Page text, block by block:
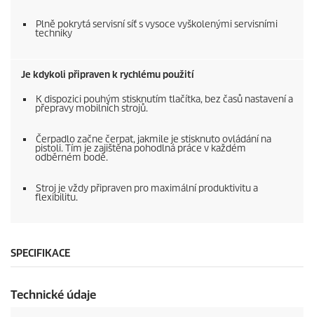
Plně pokrytá servisní síť s vysoce vyškolenými servisními
techniky
Je kdykoli připraven k rychlému použití
K dispozici pouhým stisknutím tlačítka, bez časů nastavení a
přepravy mobilních strojů.
Čerpadlo začne čerpat, jakmile je stisknuto ovládání na
pistoli. Tím je zajištěna pohodlná práce v každém
odběrném bodě.
Stroj je vždy připraven pro maximální produktivitu a
flexibilitu.
SPECIFIKACE
Technické údaje